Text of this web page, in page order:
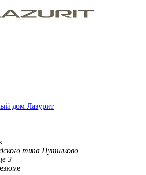
дом Лазурит
типа Путилково
3